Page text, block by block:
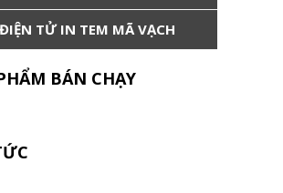
TỬ IN TEM MÃ VẠCH
BÁN CHẠY